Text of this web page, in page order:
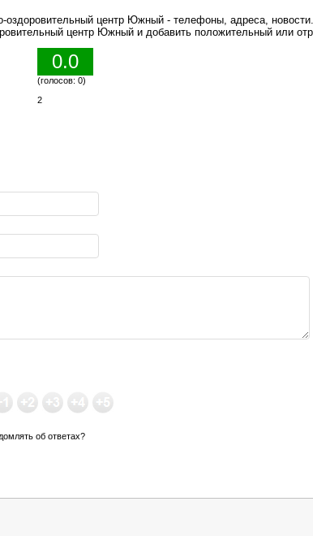
центр Южный - телефоны, адреса,
центр Южный и добавить положительный или
0.0
(голосов: 0)
2
об ответах?